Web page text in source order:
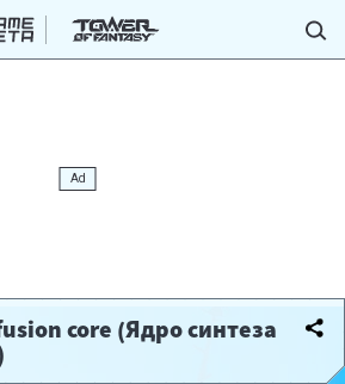
core (Ядро синтеза